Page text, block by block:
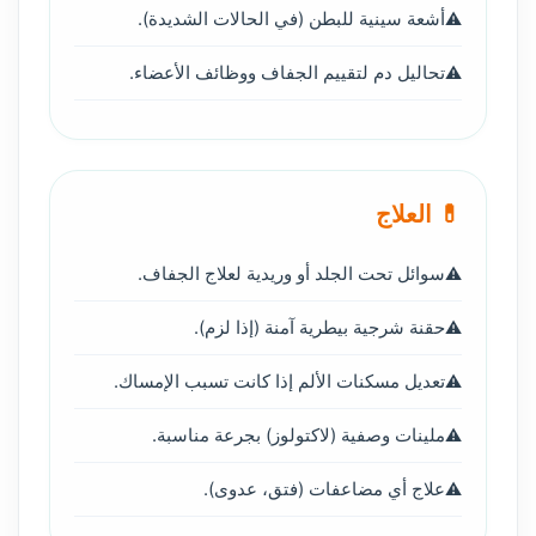
أشعة سينية للبطن (في الحالات الشديدة).
تحاليل دم لتقييم الجفاف ووظائف الأعضاء.
💊 العلاج
سوائل تحت الجلد أو وريدية لعلاج الجفاف.
حقنة شرجية بيطرية آمنة (إذا لزم).
تعديل مسكنات الألم إذا كانت تسبب الإمساك.
ملينات وصفية (لاكتولوز) بجرعة مناسبة.
علاج أي مضاعفات (فتق، عدوى).